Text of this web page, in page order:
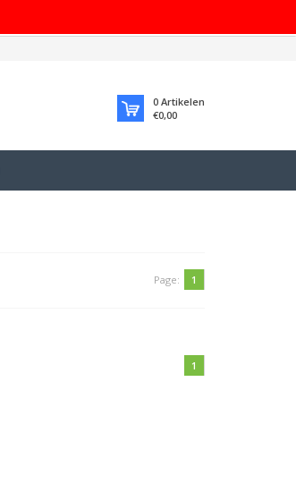
0 Artikelen
€0,00
Page: 1
1